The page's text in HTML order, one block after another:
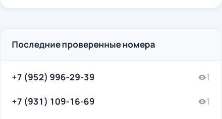
Последние проверенные номера
+7 (952) 996-29-39 1
+7 (931) 109-16-69 1